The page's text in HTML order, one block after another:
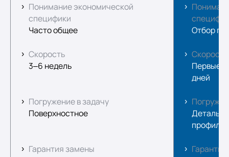
Понимание экономической
специфики
Часто общее
Отбор
Скорость
3–6 недель
Скорость
Первые
дней
Погружение в задачу
Поверхностное
профиль
Гарантия замены